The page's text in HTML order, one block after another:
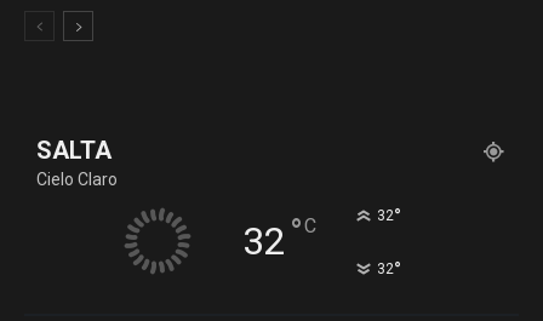
SALTA
Cielo Claro
32 °C 32°
32°